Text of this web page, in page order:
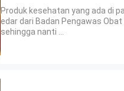
Produk kesehatan yang ada di
edar dari Badan Pengawas Obat
sehingga nanti ...